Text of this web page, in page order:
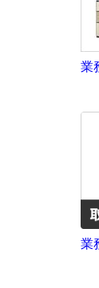
業
業